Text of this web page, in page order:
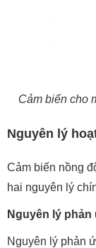
Cảm biến cho
Nguyên lý
Cảm biến nồng
hai nguyên lý
Nguyên lý
Nguyên lý phản